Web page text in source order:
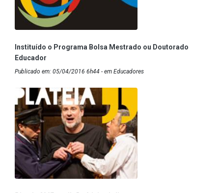
Instituído o Programa Bolsa Mestrado ou Doutorado
Educador
Publicado em: 05/04/2016 6h44 - em Educadores